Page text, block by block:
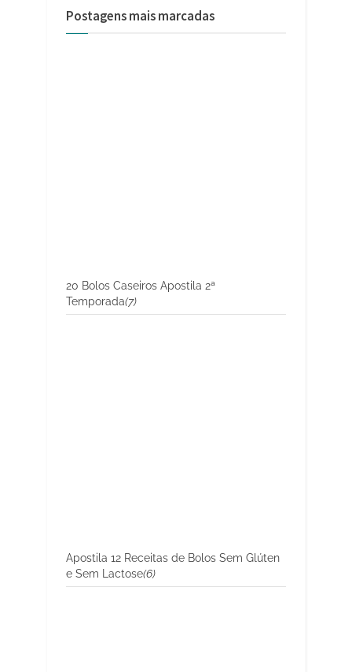
Postagens mais marcadas
20 Bolos Caseiros Apostila 2ª
Temporada(7)
Apostila 12 Receitas de Bolos Sem Glúten
e Sem Lactose(6)